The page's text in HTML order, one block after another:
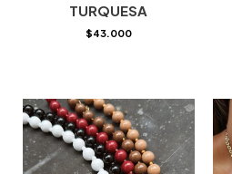
TURQUESA
$43.000